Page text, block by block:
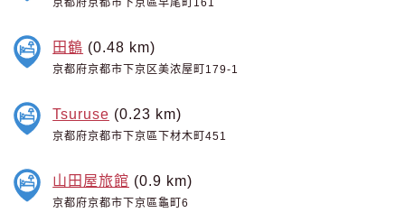
田鶴 (0.48 km)
京都府京都市下京区美浓屋町179-1
Tsuruse (0.23 km)
京都府京都市下京區下材木町451
山田屋旅館 (0.9 km)
京都府京都市下京區龜町6